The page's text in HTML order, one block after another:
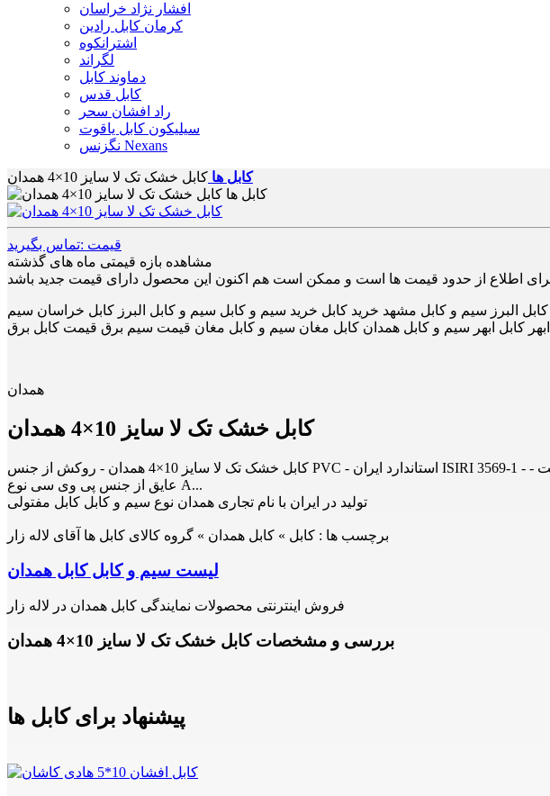
افشار نژاد خراسان
کرمان کابل رادین
اشترانکوه
لگراند
دماوند کابل
کابل قدس
راد افشان سحر
سیلیکون کابل یاقوت
نگزنس Nexans
کابل ها کابل خشک تک لا سایز 10×4 همدان
قیمت :تماس بگیرید
مشاهده بازه قیمتی ماه های گذشته
سیم و کابل مشهد خرید کابل خرید سیم و کابل سیم و کابل البرز کابل خراسان سیم
کابل ابهر سیم و کابل همدان کابل مغان سیم و کابل مغان قیمت سیم برق قیمت کابل برق
همدان
کابل خشک تک لا سایز 10×4 همدان
کابل خشک تک لا سایز 10×4 همدان - روکش از جنس PVC - استاندارد ایران ISIRI 3569-1 - ماکزیمم دمای کاربری هادی ۷۰ درجه سانتی گراد - هادی مس آنیل شده یا آلومینیوم - ولتاژ نامی ۰.۶ تا ۱ کیلو ولت -
عایق از جنس پی وی سی نوع A...
تولید در ایران با نام تجاری همدان نوع سیم و کابل کابل مفتولی
برچسب ها : کابل » کابل همدان » گروه کالای کابل ها آقای لاله زار
لیست سیم و کابل کابل همدان
فروش اینترنتی محصولات نمایندگی کابل همدان در لاله زار
بررسی و مشخصات کابل خشک تک لا سایز 10×4 همدان
پیشنهاد برای کابل ها